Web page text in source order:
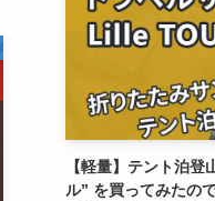
【軽量】テント泊
ル” を買ってみたの